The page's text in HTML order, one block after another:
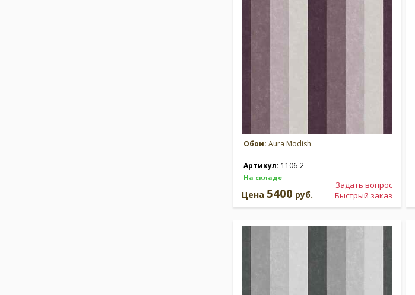
Обои: Aura Modish
Артикул: 1106-2
На складе
Задать вопрос
Быстрый заказ
Цена 5400 руб.